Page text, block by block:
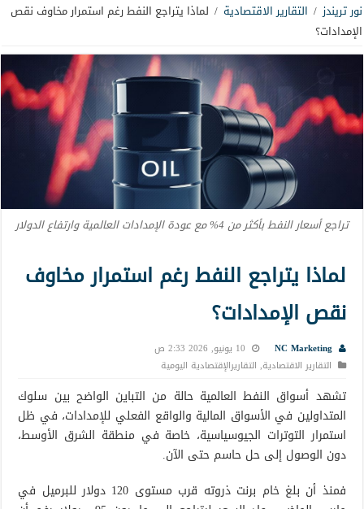
نور تريندز / التقارير الاقتصادية / لماذا يتراجع النفط رغم استمرار مخاوف نقص
الإمدادات؟
تراجع أسعار النفط بأكثر من 4% مع عودة الإمدادات العالمية وارتفاع الدولار
لماذا يتراجع النفط رغم استمرار مخاوف
نقص الإمدادات؟
NC Marketing
10 يونيو, 2026 2:33 ص
التقارير الاقتصادية, التقاريرالإقتصادية اليومية
تشهد أسواق النفط العالمية حالة من التباين الواضح بين سلوك
المتداولين في الأسواق المالية والواقع الفعلي للإمدادات، في ظل
استمرار التوترات الجيوسياسية، خاصة في منطقة الشرق الأوسط،
دون الوصول إلى حل حاسم حتى الآن.
فمنذ أن بلغ خام برنت ذروته قرب مستوى 120 دولار للبرميل في